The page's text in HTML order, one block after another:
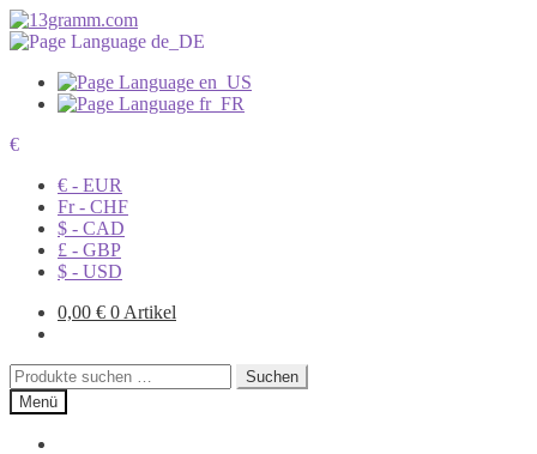
€
€ - EUR
Fr - CHF
$ - CAD
£ - GBP
$ - USD
0,00 € 0 Artikel
Suchen
nach:
Suchen
Menü